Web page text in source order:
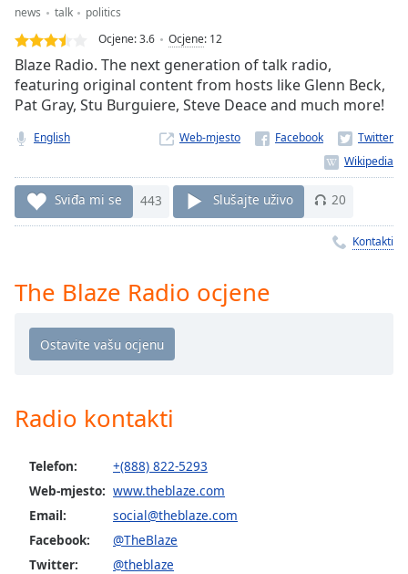
Loaded:
0.00%
Stream
TypeLIVE
live,
liveLIVE
Remaining
Time-
1x
Playback
Chapters
Descriptions
descriptions
off,
selected
Subtitles
subtitles
news talk
politics
Ocjene:3.6 Ocjene: 12
Blaze Radio. The next generation of talk radio,
featuring original content from hosts like Glenn Beck,
Pat Gray, Stu Burguiere, Steve Deace and much more!
English Web-mjesto
Sviđa mi se 443 Slušajte uživo 20
Kontakti
The Blaze Radio ocjene
Radio kontakti
Telefon:
+(888) 822-5293
Web-mjesto: www.theblaze.com
Email:
social@theblaze.com
Facebook:
@TheBlaze
Twitter:
@theblaze